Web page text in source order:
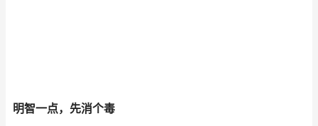
明智一点，先消个毒